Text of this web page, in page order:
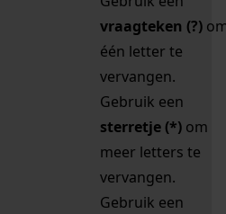
vraagteken (?)
één letter te
vervangen.
Gebruik een
sterretje (*) om
meer letters te
vervangen.
Gebruik een